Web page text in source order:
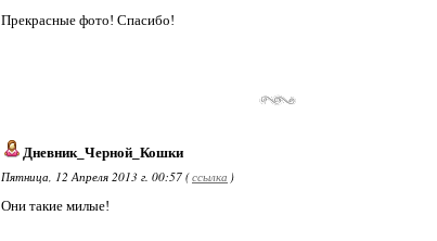
Прекрасные фото! Спасибо!
Дневник_Черной_Кошки
Пятница, 12 Апреля 2013 г. 00:57 (ссылка )
Они такие милые!